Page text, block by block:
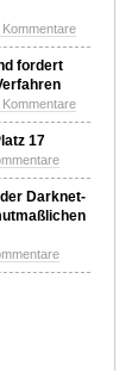
fordert
17
Darknet-